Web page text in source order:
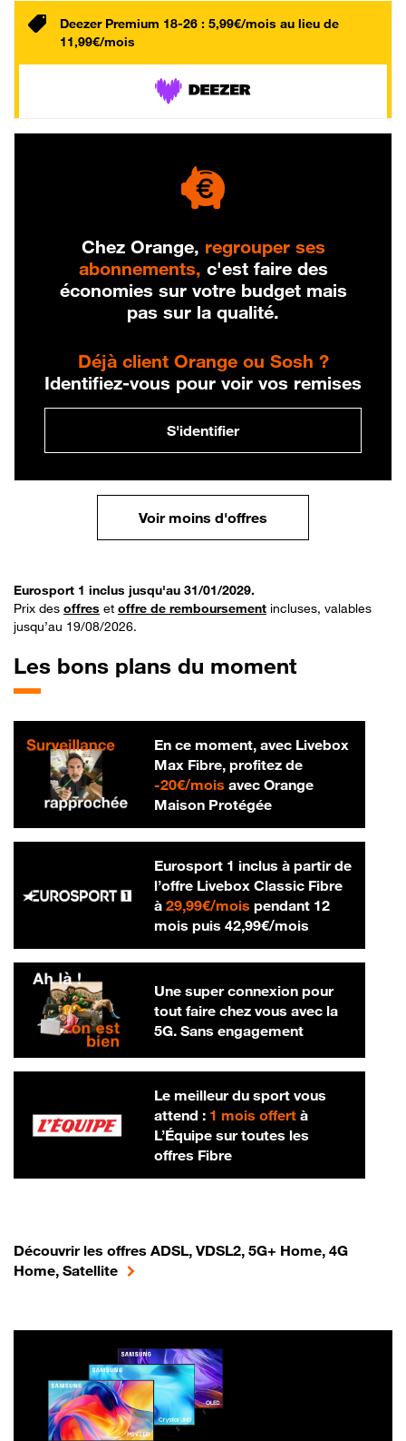
Deezer Premium 18-26 : 5,99€/mois au lieu de
11,99€/mois
Chez Orange, regrouper ses
abonnements, c'est faire des
économies sur votre budget mais
pas sur la qualité.
Déjà client Orange ou Sosh ?
Identifiez-vous pour voir vos remises
S'identifier
Voir moins d'offres
Eurosport 1 inclus jusqu'au 31/01/2029.
Prix des offres et offre de remboursement incluses, valables
jusqu’au 19/08/2026.
Les bons plans du moment
En ce moment, avec Livebox
Max Fibre, profitez de
-20€/mois20 € par mois
avec Orange
Maison Protégée
Eurosport 1 inclus à partir de
l’offre Livebox Classic Fibre
à 29,99€/mois29,99 € par mois
pendant 12
mois puis 42,99€/mois42,99 € par
Une super connexion pour
tout faire chez vous avec la
5G. Sans engagement
Le meilleur du sport vous
attend : 1 mois offertà
L’Équipe sur toutes les
offres Fibre
Découvrir les offres ADSL, VDSL2, 5G+ Home, 4G
Home, Satellite